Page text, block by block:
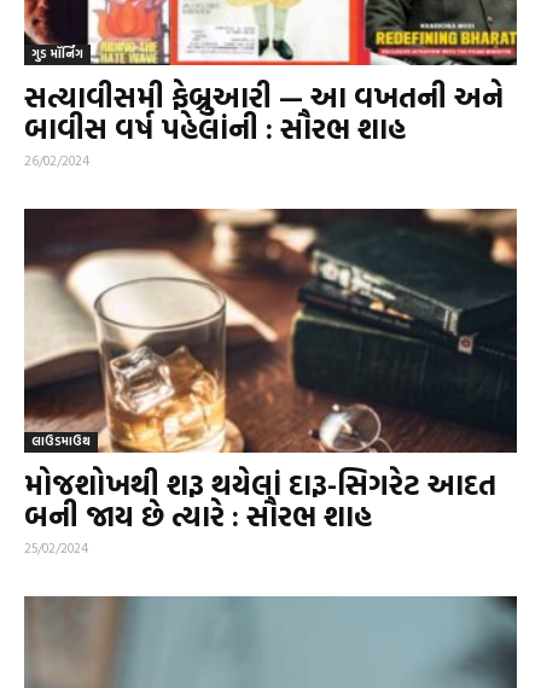
ગુડ મૉર્નિંગ
સત્યાવીસમી ફેબ્રુઆરી — આ વખતની અને
બાવીસ વર્ષ પહેલાંની : સૌરભ શાહ
26/02/2024
લાઉડમાઉથ
મોજશોખથી શરૂ થયેલાં દારૂ-સિગરેટ આદત
બની જાય છે ત્યારે : સૌરભ શાહ
25/02/2024